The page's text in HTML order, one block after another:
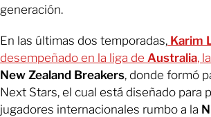
generación.
En las últimas dos temporadas, Karim
desempeñado en la liga de Australia, la
New Zealand Breakers, donde formó
Next Stars, el cual está diseñado para
jugadores internacionales rumbo a la